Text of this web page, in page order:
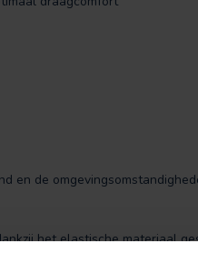
en de
het elastische materiaal
de hele dag comfortabel blijft